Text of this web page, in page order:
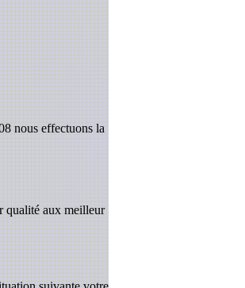
nous effectuons la
qualité aux meilleur